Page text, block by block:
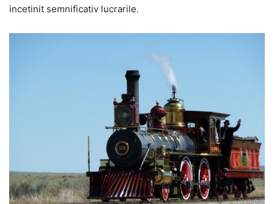
incetinit semnificativ lucrarile.